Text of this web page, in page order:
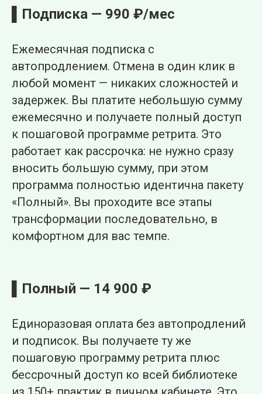
▌Подписка — 990 ₽/мес
Ежемесячная подписка с
автопродлением. Отмена в один клик в
любой момент — никаких сложностей и
задержек. Вы платите небольшую сумму
ежемесячно и получаете полный доступ
к пошаговой программе ретрита. Это
работает как рассрочка: не нужно сразу
вносить большую сумму, при этом
программа полностью идентична пакету
«Полный». Вы проходите все этапы
трансформации последовательно, в
комфортном для вас темпе.
▌Полный — 14 900 ₽
Единоразовая оплата без автопродлений
и подписок. Вы получаете ту же
пошаговую программу ретрита плюс
бессрочный доступ ко всей библиотеке